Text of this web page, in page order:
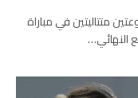
متتاليتين في مباراة
النهائي…